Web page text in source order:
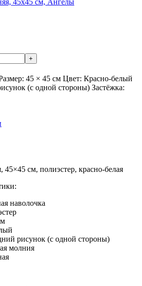
+
45 × 45 см Цвет: Красно-белый
(с одной стороны) Застёжка:
45×45 см, полиэстер, красно-белая
наволочка
рисунок (с одной стороны)
молния